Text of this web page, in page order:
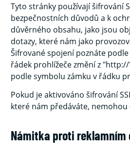
Tyto stránky používají šifrování
bezpečnostních důvodů a k
důvěrného obsahu, jako jsou
dotazy, které nám jako
Šifrované spojení poznáte
řádek prohlížeče změní z
podle symbolu zámku v řádku
Pokud je aktivováno šifrování
které nám předáváte,
Námitka proti